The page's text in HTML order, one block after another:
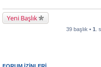
Yeni Başlık
39 başlık • 1 .
FORUM IZINLERI